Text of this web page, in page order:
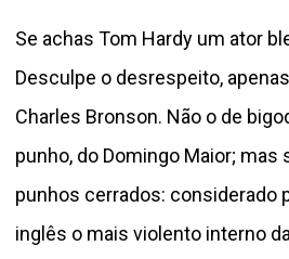
Se achas Tom Hardy um ator
Desculpe o desrespeito,
Charles Bronson. Não o de
punho, do Domingo Maior; mas
punhos cerrados: considerado
inglês o mais violento interno